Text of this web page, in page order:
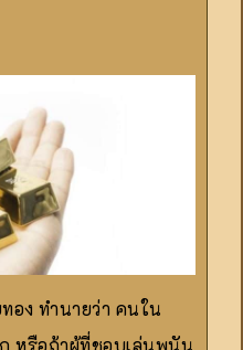
อง ทำนายว่า คนใน
หรือถ้าผู้ที่ชอบเล่นพนัน